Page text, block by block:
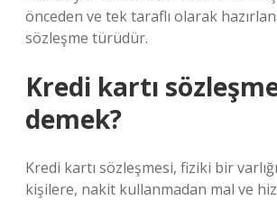
önceden ve tek taraflı olarak
sözleşme türüdür.
Kredi kartı
demek?
Kredi kartı sözleşmesi, fiziki bir
kişilere, nakit kullanmadan mal ve